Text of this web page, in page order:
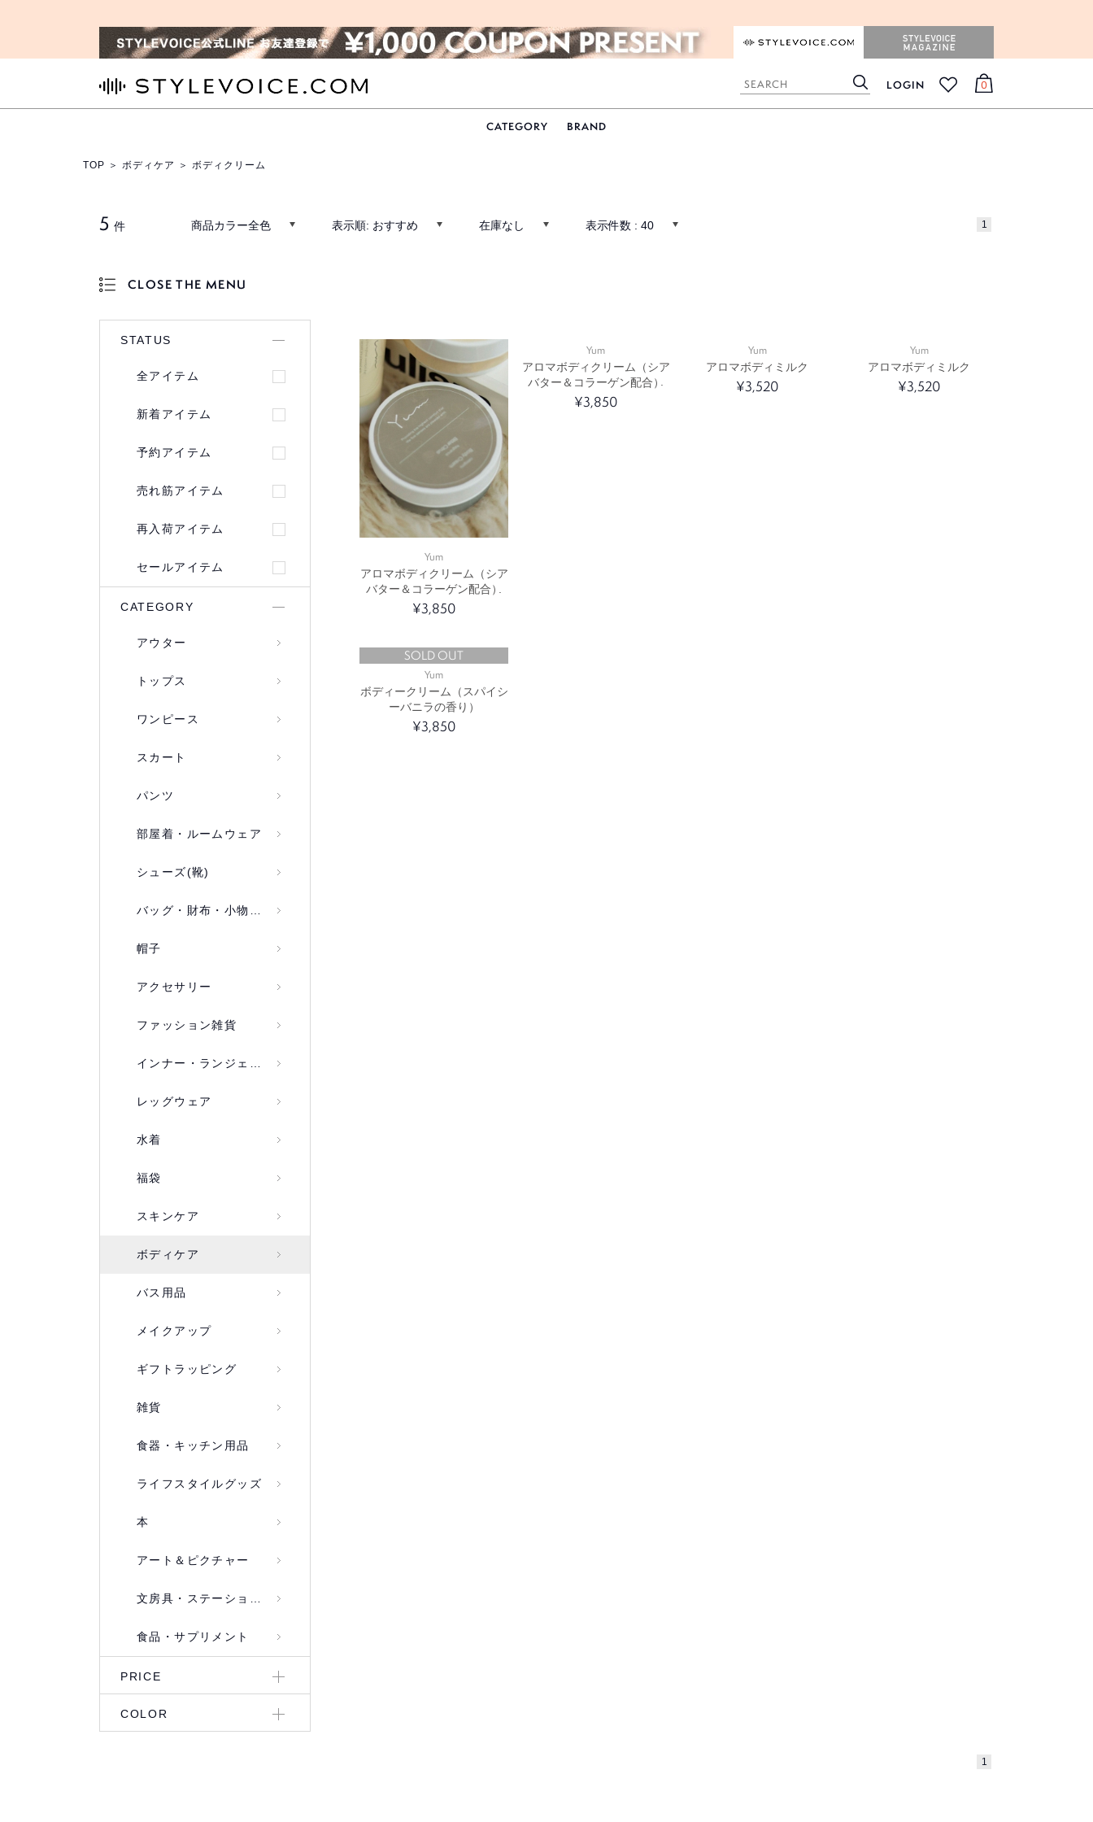
検
索
LOGIN
0
CATEGORY BRAND
TOP ＞ ボディケア ＞ ボディクリーム
5 件 商品カラー全色 表示順: おすすめ 在庫なし 表示件数 :40 1
CLOSE THE MENU
STATUS
全アイテム
新着アイテム
予約アイテム
売れ筋アイテム
再入荷アイテム
セールアイテム
CATEGORY
アウター
トップス
ワンピース
スカート
パンツ
部屋着・ルームウェア
シューズ(靴)
バッグ・財布・小物入れ
帽子
アクセサリー
ファッション雑貨
インナー・ランジェリー
レッグウェア
水着
福袋
スキンケア
ボディケア
バス用品
メイクアップ
ギフトラッピング
雑貨
食器・キッチン用品
ライフスタイルグッズ
本
アート＆ピクチャー
文房具・ステーショナリー
食品・サプリメント
PRICE
COLOR
Yum
アロマボディクリーム（シア
バター＆コラーゲン配合）
¥3,850
Yum
アロマボディクリーム（シア
バター＆コラーゲン配合）
¥3,850
Yum
アロマボディミルク
¥3,520
Yum
アロマボディミルク
¥3,520
SOLD OUT
Yum
ボディークリーム（スパイシ
ーバニラの香り）
¥3,850
1